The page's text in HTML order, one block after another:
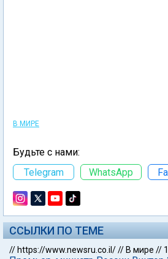
В МИРЕ
Будьте с нами:
Telegram
WhatsApp
ССЫЛКИ ПО ТЕМЕ
// https://www.newsru.co.il/// В мире //